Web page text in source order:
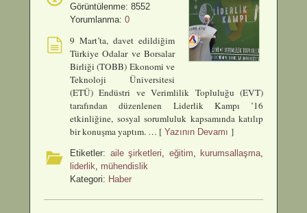
Görüntülenme: 8552
Yorumlanma: 0
9 Mart’ta, davet edildiğim
Türkiye Odalar ve Borsalar
Birliği (TOBB) Ekonomi ve
Teknoloji Üniversitesi
(ETÜ) Endüstri ve Verimlilik Topluluğu (EVT)
tarafından düzenlenen Liderlik Kampı ’16
etkinliğine, sosyal sorumluluk kapsamında katılıp
bir konuşma yaptım. … [ Yazının Devamı ]
Etiketler: aile şirketleri, eğitim, kurumsallaşma,
liderlik, mühendislik
Kategori: Haber